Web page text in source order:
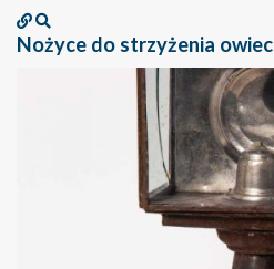
Nożyce do strzyżenia owiec